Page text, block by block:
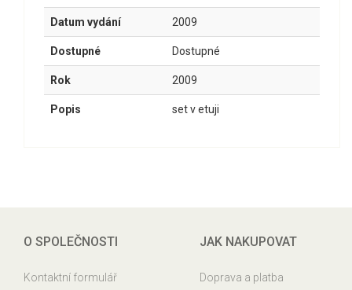
Datum vydání 2009
Dostupné Dostupné
Rok 2009
Popis set v etuji
O SPOLEČNOSTI
Kontaktní formulář
JAK NAKUPOVAT
Doprava a platba